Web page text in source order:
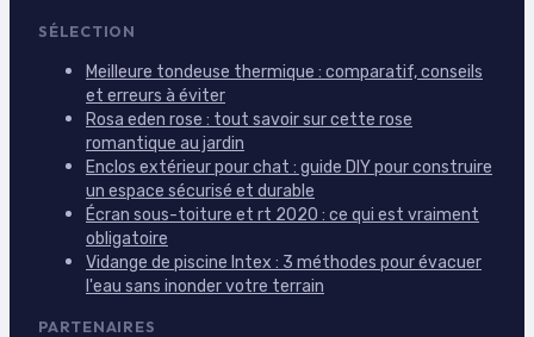
SÉLECTION
Meilleure tondeuse thermique : comparatif, conseils
et erreurs à éviter
Rosa eden rose : tout savoir sur cette rose
romantique au jardin
Enclos extérieur pour chat : guide DIY pour construire
un espace sécurisé et durable
Écran sous-toiture et rt 2020 : ce qui est vraiment
obligatoire
Vidange de piscine Intex : 3 méthodes pour évacuer
l'eau sans inonder votre terrain
PARTENAIRES